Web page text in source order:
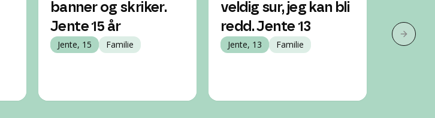
banner og skriker.
Jente 15 år
Jente, 15 Familie
veldig sur, jeg kan bli
redd. Jente 13
Jente, 13 Familie
gris.
Jente, 13
Neste